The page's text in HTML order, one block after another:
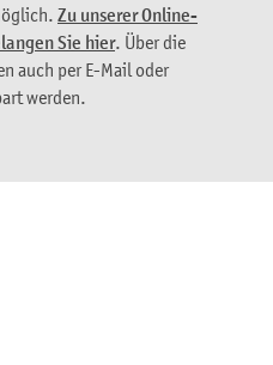
Zu unserer Online-
Sie hier. Über die
auch per E-Mail oder
werden.